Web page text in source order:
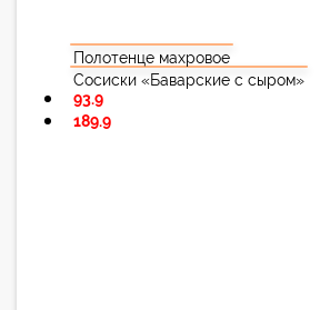
Полотенце махровое
93.9
Сосиски «Баварские с сыром»
189.9